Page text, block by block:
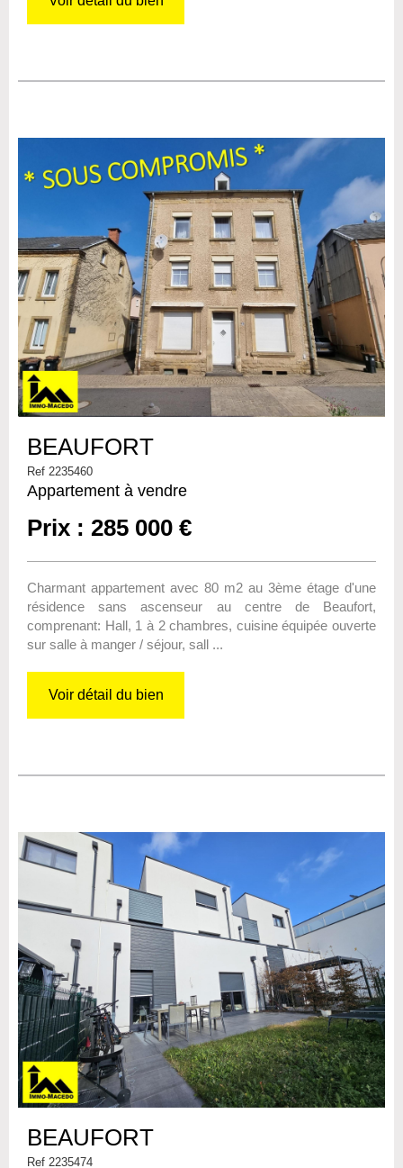
BEAUFORT
Ref 2235460
Appartement à vendre
Prix : 285 000 €
Charmant appartement avec 80 m2 au 3ème étage d'une
résidence sans ascenseur au centre de Beaufort,
comprenant: Hall, 1 à 2 chambres, cuisine équipée ouverte
sur salle à manger / séjour, sall ...
Voir détail du bien
BEAUFORT
Ref 2235474